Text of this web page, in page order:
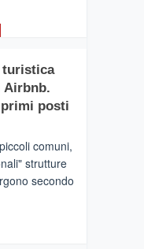
turistica
Airbnb.
primi posti
comuni,
strutture
secondo